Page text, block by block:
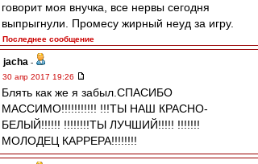
говорит моя внучка, все нервы сегодня
выпрыгнули. Промесу жирный неуд за игру.
Последнее сообщение
jacha -
30 апр 2017 19:26
Блять как же я забыл.СПАСИБО
МАССИМО!!!!!!!!!!! !!!ТЫ НАШ КРАСНО-
БЕЛЫЙ!!!!!! !!!!!!!!ТЫ ЛУЧШИЙ!!!!! !!!!!!!
МОЛОДЕЦ КАРРЕРА!!!!!!!!